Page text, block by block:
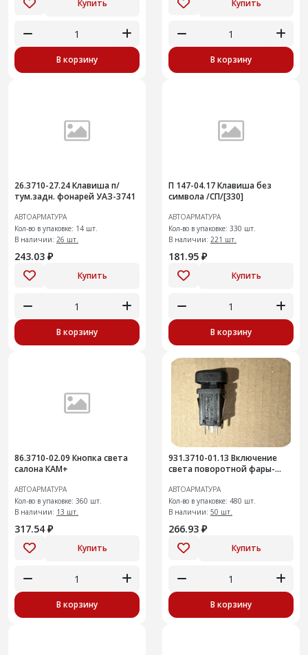
Купить
В корзину
Купить
В корзину
26.3710-27.24 Клавиша п/
тум.задн. фонарей УАЗ-3741
АВТОАРМАТУРА
Кол-во в упаковке: 14 шт.
В наличии: 26 шт.
243.03 ₽
Купить
В корзину
П 147-04.17 Клавиша без
символа /СП/[330]
АВТОАРМАТУРА
Кол-во в упаковке: 330 шт.
В наличии: 221 шт.
181.95 ₽
Купить
В корзину
86.3710-02.09 Кнопка света
салона КАМ+
АВТОАРМАТУРА
Кол-во в упаковке: 360 шт.
В наличии: 13 шт.
317.54 ₽
Купить
В корзину
931.3710-01.13 Включение
света поворотной фары-
искателя "Газель", "Соболь"
новая панель
АВТОАРМАТУРА
Кол-во в упаковке: 480 шт.
В наличии: 50 шт.
266.93 ₽
Купить
В корзину